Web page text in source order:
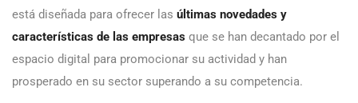
está diseñada para ofrecer las últimas novedades y
características de las empresas que se han decantado por el
espacio digital para promocionar su actividad y han
prosperado en su sector superando a su competencia.